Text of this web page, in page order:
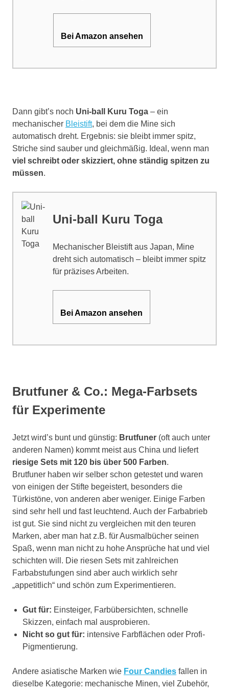
Bei Amazon ansehen
Dann gibt’s noch Uni-ball Kuru Toga – ein
mechanischer Bleistift, bei dem die Mine sich
automatisch dreht. Ergebnis: sie bleibt immer spitz,
Striche sind sauber und gleichmäßig. Ideal, wenn man
viel schreibt oder skizziert, ohne ständig spitzen zu
müssen.
Uni-ball Kuru Toga
Mechanischer Bleistift aus Japan, Mine
dreht sich automatisch – bleibt immer spitz
für präzises Arbeiten.
Bei Amazon ansehen
Brutfuner & Co.: Mega-Farbsets
für Experimente
Jetzt wird’s bunt und günstig: Brutfuner (oft auch unter
anderen Namen) kommt meist aus China und liefert
riesige Sets mit 120 bis über 500 Farben.
Brutfuner haben wir selber schon getestet und waren
von einigen der Stifte begeistert, besonders die
Türkistöne, von anderen aber weniger. Einige Farben
sind sehr hell und fast leuchtend. Auch der Farbabrieb
ist gut. Sie sind nicht zu vergleichen mit den teuren
Marken, aber man hat z.B. für Ausmalbücher seinen
Spaß, wenn man nicht zu hohe Ansprüche hat und viel
schichten will. Die riesen Sets mit zahlreichen
Farbabstufungen sind aber auch wirklich sehr
„appetitlich“ und schön zum Experimentieren.
Gut für: Einsteiger, Farbübersichten, schnelle
Skizzen, einfach mal ausprobieren.
Nicht so gut für: intensive Farbflächen oder Profi-
Pigmentierung.
Andere asiatische Marken wie Four Candies fallen in
dieselbe Kategorie: mechanische Minen, viel Zubehör,